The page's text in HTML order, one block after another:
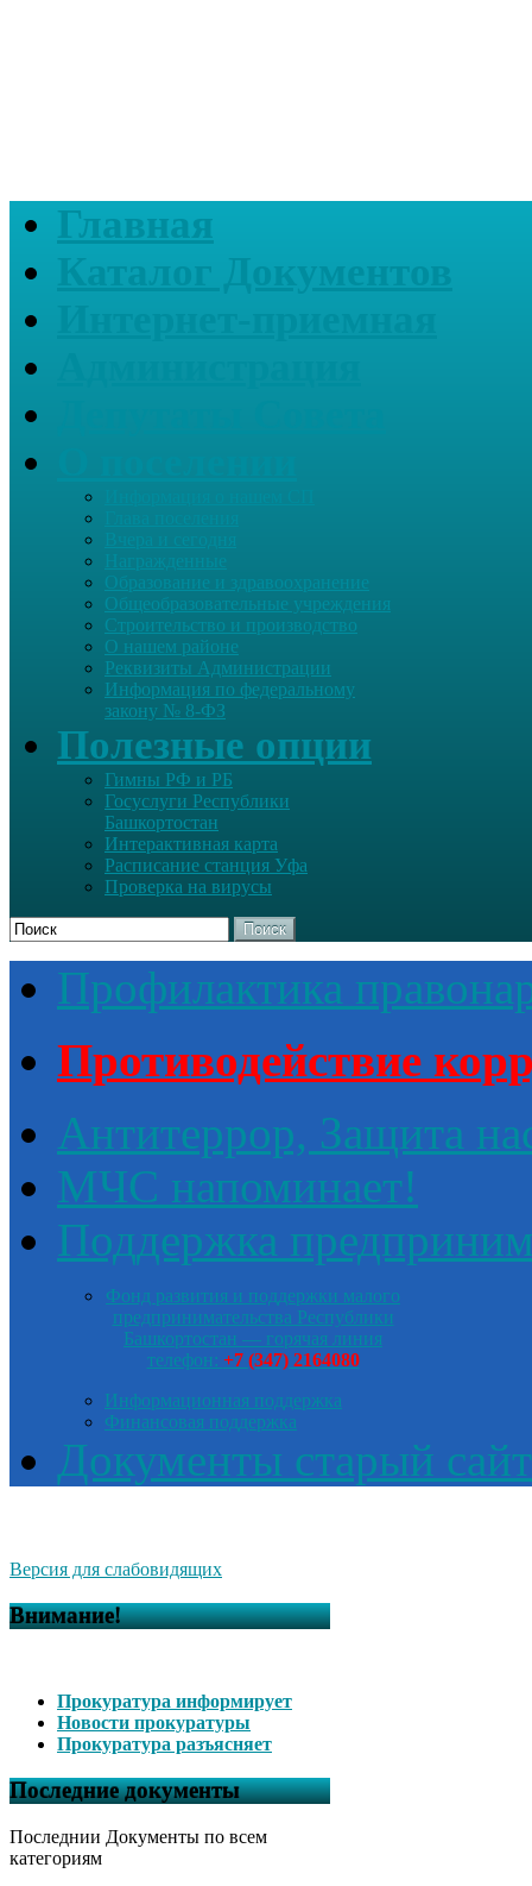
Главная
Награжденные
Образование и здравоохранение
Общеобразовательные учреждения
Строительство и производство
О нашем районе
Реквизиты Администрации
Информация по федеральному
закону № 8-ФЗ
Полезные опции
Гимны РФ и РБ
Госуслуги Республики
Башкортостан
Интерактивная карта
Расписание станция Уфа
Проверка на вирусы
Поиск
Профилактика
Противодействие
Антитеррор, Защита
МЧС напоминает!
Поддержка
Фонд развития и поддержки малого
предпринимательства Республики
Башкортостан — горячая линия
телефон: +7 (347) 2164080
Информационная поддержка
Финансовая поддержка
Документы старый сайт
Версия для слабовидящих
Внимание!
Прокуратура информирует
Новости прокуратуры
Прокуратура разъясняет
Последние документы
Последнии Документы по всем
категориям